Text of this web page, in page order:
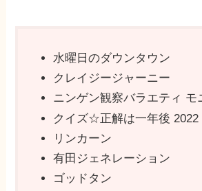
水曜日のダウンタウン
クレイジージャーニー
ニンゲン観察バラエティ モ
クイズ☆正解は一年後 2022
リンカーン
有田ジェネレーション
ゴッドタン